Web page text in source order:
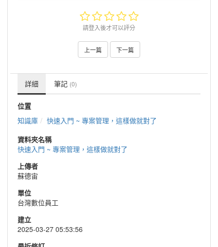
請登入後才可以評分
上一篇 下一篇
詳細 筆記 (0)
位置
知識庫
快速入門 ~ 專案管理，這樣做就對了
資料夾名稱
快速入門 ~ 專案管理，這樣做就對了
上傳者
蘇德宙
單位
台灣數位員工
建立
2025-03-27 05:53:56